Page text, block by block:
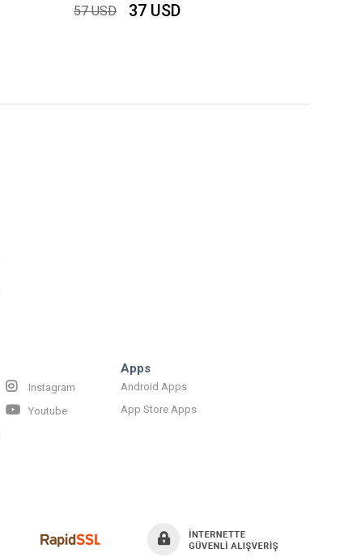
37 USD
57 USD
Instagram
Youtube
Apps
Android Apps
App Store Apps